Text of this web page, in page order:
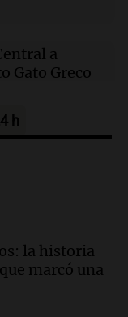
a
Gato Greco
y casa
mañana con
h
la historia
marcó una